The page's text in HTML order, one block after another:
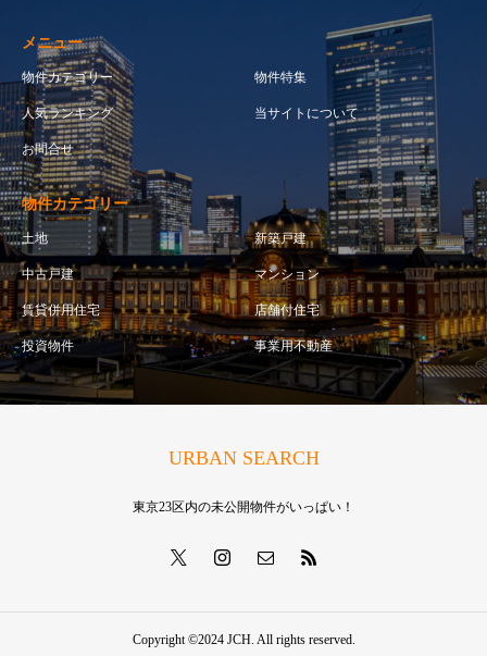
メニュー
物件カテゴリー 物件特集
人気ランキング 当サイトについて
お問合せ
物件カテゴリー
土地 新築戸建
中古戸建 マンション
賃貸併用住宅 店舗付住宅
投資物件 事業用不動産
URBAN SEARCH
東京23区内の未公開物件がいっぱい！
Copyright ©2024 JCH. All rights reserved.